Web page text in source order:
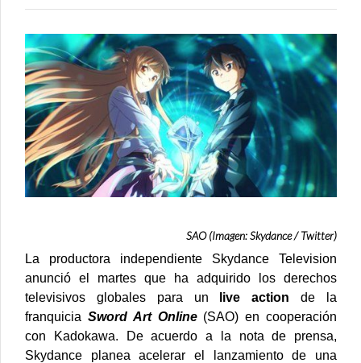
TENDRÁ
SERIE
LIVE
ACTION
ESTADOUNIDENSE
SAO (Imagen: Skydance / Twitter)
La productora independiente Skydance Television
anunció el martes que ha adquirido los derechos
televisivos globales para un
live action de la
franquicia Sword Art Online(SAO) en cooperación
con Kadokawa.
De acuerdo a la nota de prensa,
Skydance planea acelerar el lanzamiento de una